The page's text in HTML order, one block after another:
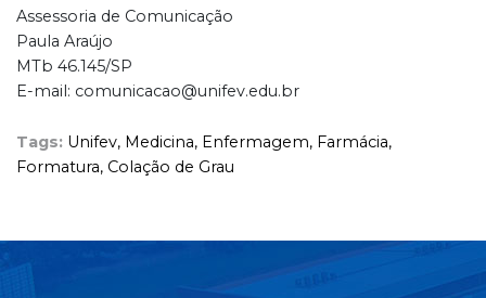
Assessoria de Comunicação
Paula Araújo
MTb 46.145/SP
E-mail: comunicacao@unifev.edu.br
Tags: Unifev, Medicina, Enfermagem, Farmácia,
Formatura, Colação de Grau